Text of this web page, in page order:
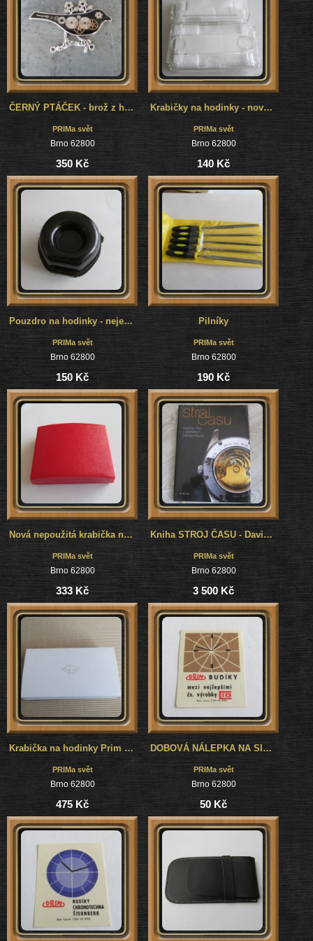
ČERNÝ PTÁČEK - brož z hodinek, steampunk
PRIMa svět
Brno 62800
350 Kč
Krabičky na hodinky - nové 2 kusy
PRIMa svět
Brno 62800
140 Kč
Pouzdro na hodinky - nejen na cestování
PRIMa svět
Brno 62800
150 Kč
Pilníky
PRIMa svět
Brno 62800
190 Kč
Nová nepoužitá krabička na hodinky Prim, na kapesní nebo dámské náhrdelníkové
PRIMa svět
Brno 62800
333 Kč
Kniha STROJ ČASU - David Kraus
PRIMa svět
Brno 62800
3 500 Kč
Krabička na hodinky Prim s papírovým přebalem a logem - plechová - pevná - nová
PRIMa svět
Brno 62800
475 Kč
DOBOVÁ NÁLEPKA NA SIRKY - PRIM BUDÍKY I
PRIMa svět
Brno 62800
50 Kč